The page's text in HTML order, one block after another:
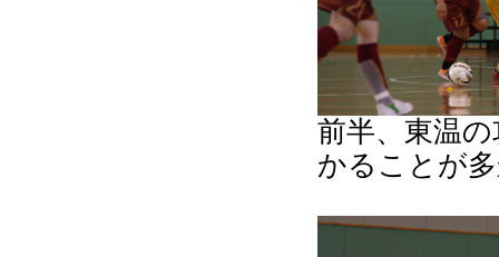
前半、東温
かることが